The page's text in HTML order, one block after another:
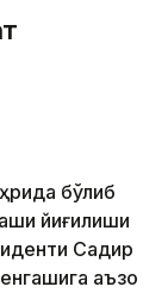
бўлиб
йиғилиши
Садир
аъзо